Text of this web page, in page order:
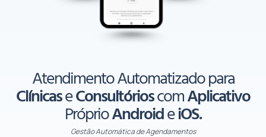
AtendimentoAutomatizado para
ClínicaseConsultórioscomAplicativo
PróprioAndroideiOS.
Gestão Automática de Agendamentos